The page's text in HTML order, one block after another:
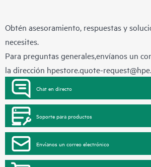
Obtén asesoramiento, respuestas y
necesites.
Para preguntas generales,envíanos un
la dirección hpestore.quote-
Chat en directo
Soporte para productos
Envíanos un correo electrónico